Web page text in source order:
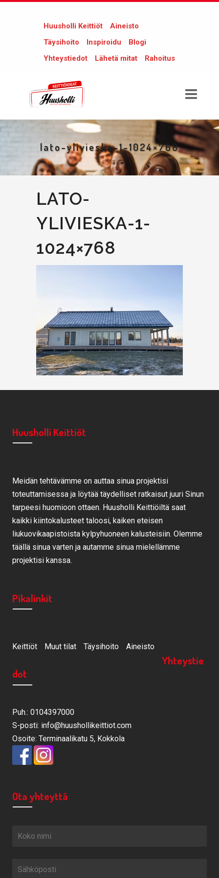
Huusholli Keittiöt
Aineisto
Täysihoito
Inspiroidu
Blogi
Yhteystiedot
Lähetä mitat Rahoitus
lato-ylivieska-1-1024×768
LATO-
YLIVIESKA-1-
1024×768
Huusholli Keittiöt
Meidän tehtävämme on auttaa sinua projektisi
toteuttamisessa ja löytää täydelliset ratkaisut juuri Sinun
tarpeesi huomioon ottaen. Huusholli Keittiöiltä saat
kaikki kiintokalusteet taloosi, kaiken eteisen
liukuovikaapistoista kylpyhuoneen kalusteisiin. Olemme
täällä sinua varten ja autamme sinua mielellämme
projektisi kanssa.
Pikalinkit
Keittiöt Muut tilat Täysihoito Aineisto
Yhteystie
dot
Puh.: 0104397000
S-posti: info@huushollikeittiot.com
Osoite: Terminaalikatu 5, Kokkola
Ota yhteyttä